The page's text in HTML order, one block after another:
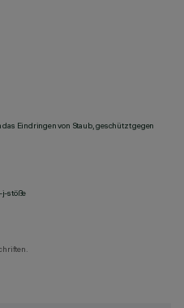
Eindringen von Staub, geschützt gegen
j-stöße